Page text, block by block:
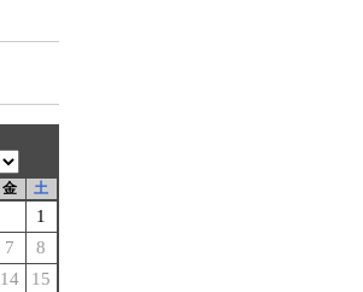
金 土
1
7
8
14
15